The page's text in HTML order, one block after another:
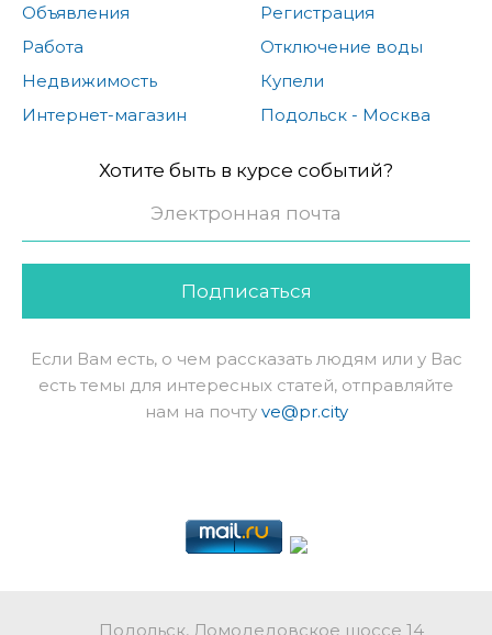
Объявления
Работа
Недвижимость
Интернет-магазин
Регистрация
Отключение воды
Купели
Подольск - Москва
Хотите быть в курсе событий?
Подписаться
Если Вам есть, о чем рассказать людям или у Вас
есть темы для интересных статей, отправляйте
нам на почту ve@pr.city
Подольск, Домодедовское шоссе 14